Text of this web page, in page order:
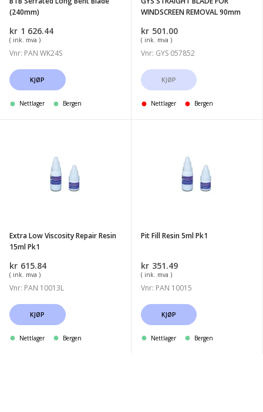
(240mm)
kr 1 626.44
( ink. mva )
Vnr: PAN WK24S
KJØP
Nettlager Bergen
WINDSCREEN REMOVAL 90mm
kr 501.00
( ink. mva )
Vnr: GYS 057852
KJØP
Nettlager Bergen
Extra Low Viscosity Repair Resin
15ml Pk1
kr 615.84
( ink. mva )
Vnr: PAN 10013L
KJØP
Nettlager Bergen
Pit Fill Resin 5ml Pk1
kr 351.49
( ink. mva )
Vnr: PAN 10015
KJØP
Nettlager Bergen